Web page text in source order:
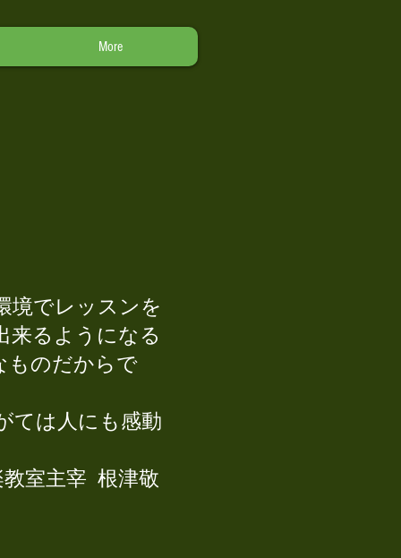
More
境でレッスンを
来るようになる
ものだからで
ては人にも感動
津敬